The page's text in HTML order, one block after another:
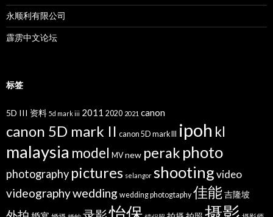
永顺利有限公司
霹雳中文论坛
标签
5D III 资料 5d mark iii 2011 2020 2021 canon
canon 5D mark II canon 5D mark III ipoh kl
malaysia model MV new perak photo
photography pictures selangor shootingvideo
videographywedding wedding photogtaphy 佳能吉隆坡
摄影